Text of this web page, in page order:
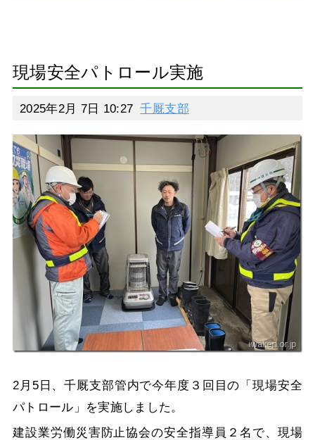
現場安全パトロール実施
2025年2月 7日 10:27 千厩支部
2月5日、千厩支部管内で今年度３回目の「現場安全
パトロール」を実施しました。
建設業労働災害防止協会の安全指導員２名で、現場